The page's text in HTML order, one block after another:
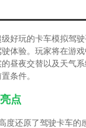
好玩的卡车模拟驾
体验。玩家将在游
昼夜交替以及天气
条件。
点
度还原了驾驶卡车